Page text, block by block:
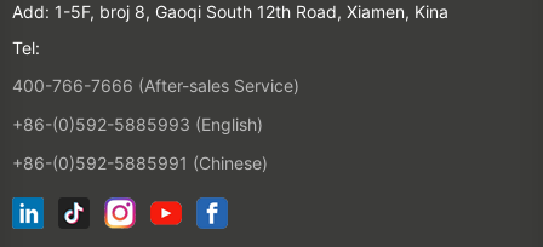
Add: 1-5F, broj 8, Gaoqi South 12th Road, Xiamen, Kina
Tel:
400-766-7666 (After-sales Service)
+86-(0)592-5885993 (English)
+86-(0)592-5885991 (Chinese)